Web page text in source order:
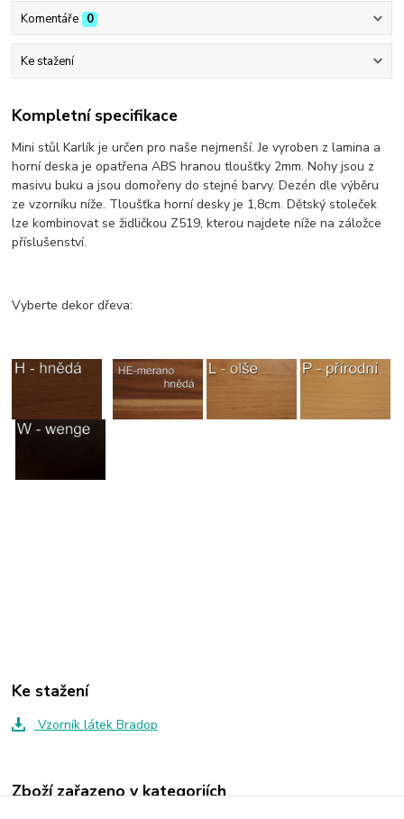
Komentáře 0
Ke stažení
Kompletní specifikace
Mini stůl Karlík je určen pro naše nejmenší. Je vyroben z lamina a
horní deska je opatřena ABS hranou tloušťky 2mm. Nohy jsou z
masivu buku a jsou domořeny do stejné barvy. Dezén dle výběru
ze vzorníku níže. Tloušťka horní desky je 1,8cm. Dětský stoleček
lze kombinovat se židličkou Z519, kterou najdete níže na záložce
příslušenství.
Vyberte dekor dřeva:
Ke stažení
Vzorník látek Bradop
Zboží zařazeno v kategoriích